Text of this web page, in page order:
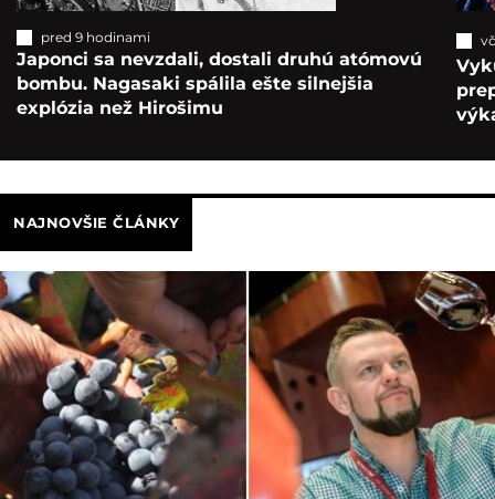
pred 9 hodinami
Japonci sa nevzdali, dostali druhú atómovú
bombu. Nagasaki spálila ešte silnejšia
explózia než Hirošimu
NAJNOVŠIE ČLÁNKY